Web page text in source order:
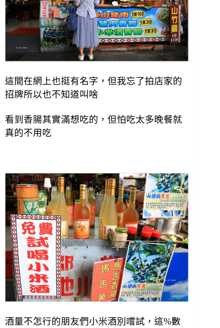
這間在網上也挺有名字，但我忘了拍店家的
招牌所以也不知道叫啥
看到香腸其實滿想吃的，但怕吃太多晚餐就
真的不用吃
酒量不怎行的朋友們小米酒別嚐試，這%數